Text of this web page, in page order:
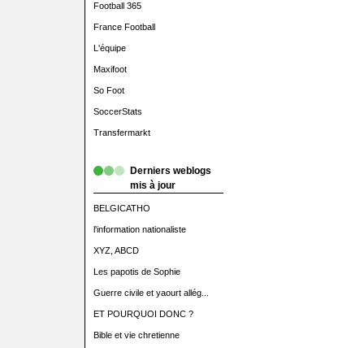
Football 365
France Football
L'équipe
Maxifoot
So Foot
SoccerStats
Transfermarkt
Derniers weblogs
mis à jour
BELGICATHO
l'information nationaliste
XYZ, ABCD
Les papotis de Sophie
Guerre civile et yaourt allég...
ET POURQUOI DONC ?
Bible et vie chretienne